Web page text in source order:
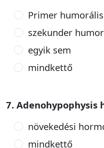
Primer
szekunder
egyik sem
mindkettő
7. Adenohypophysis
növekedési
mindkettő